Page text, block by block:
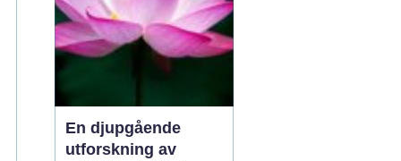
varierande världen ...
En djupgående
utforskning av